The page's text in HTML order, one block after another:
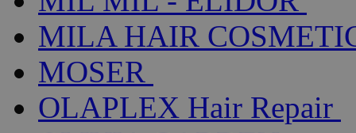
MILA HAIR
MOSER
OLAPLEX Hair Repair